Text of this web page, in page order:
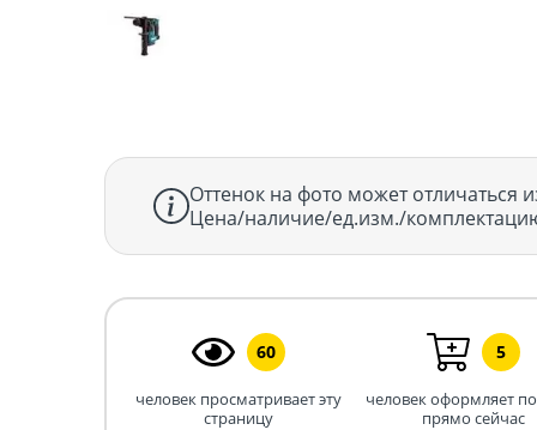
Оттенок на фото может отличаться
Цена/наличие/ед.изм./
60
человек просматривает эту
страницу
5
человек оформляет
прямо сейчас